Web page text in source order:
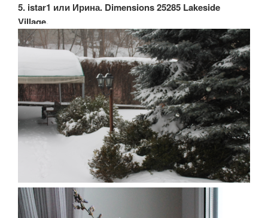
5. istar1 или Ирина. Dimensions 25285 Lakeside
Village.